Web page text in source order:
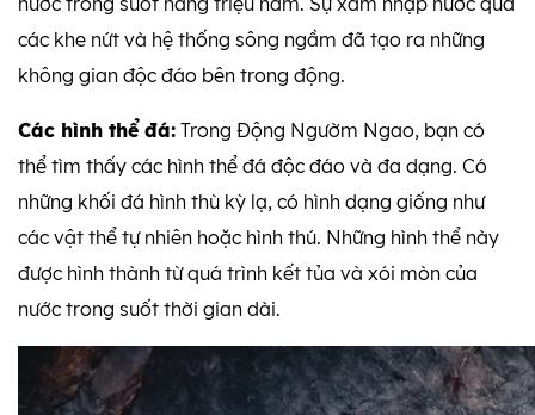
các khe nứt và hệ thống sông ngầm đã tạo ra những
không gian độc đáo bên trong động.
Các hình thể đá: Trong Động Ngườm Ngao, bạn có
thể tìm thấy các hình thể đá độc đáo và đa dạng. Có
những khối đá hình thù kỳ lạ, có hình dạng giống như
các vật thể tự nhiên hoặc hình thú. Những hình thể này
được hình thành từ quá trình kết tủa và xói mòn của
nước trong suốt thời gian dài.